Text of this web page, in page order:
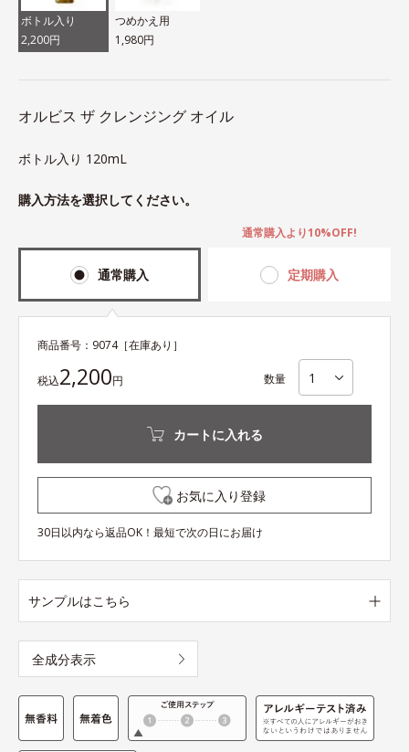
ボトル入り
2,200円
つめかえ用
1,980円
オルビス ザ クレンジング オイル
ボトル入り 120mL
購入方法を選択してください。
通常購入 定期購入
通常購入より10%OFF!
商品番号： 9074［在庫あり］
税込2,200円 数量
カートに入れる
お気に入り登録
30日以内なら返品OK！最短で次の日にお届け
サンプルはこちら
全成分表示